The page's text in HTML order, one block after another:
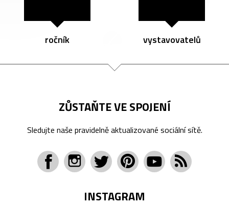
ročník vystavovatelů
ZŮSTAŇTE VE SPOJENÍ
Sledujte naše pravidelně aktualizované sociální sítě.
INSTAGRAM